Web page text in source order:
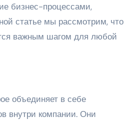
бизнес-процессами,
статье мы рассмотрим, что
важным шагом для любой
объединяет в себе
внутри компании. Они